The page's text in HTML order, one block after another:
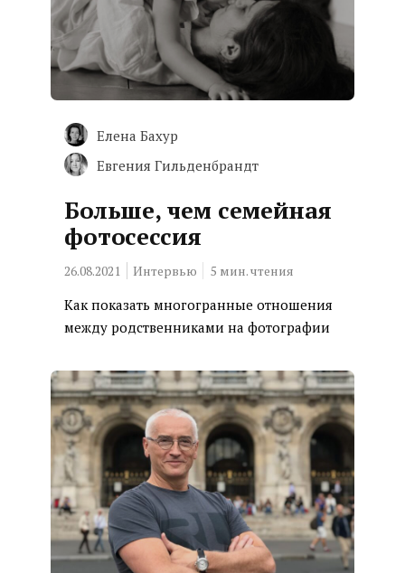
Елена Бахур
Евгения Гильденбрандт
Больше, чем семейная
фотосессия
26.08.2021 Интервью 5 мин. чтения
Как показать многогранные отношения
между родственниками на фотографии